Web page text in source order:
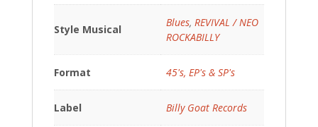
Style Musical
Blues, REVIVAL / NEO
ROCKABILLY
Format 45's, EP's & SP's
Label Billy Goat Records